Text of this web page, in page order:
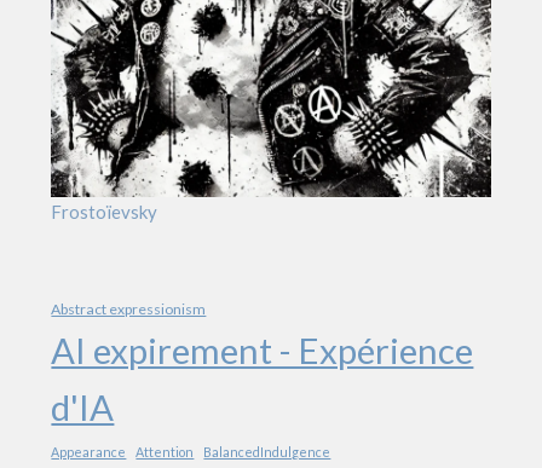
Frostoïevsky
Abstract expressionism
AI expirement - Expérience
d'IA
Appearance Attention BalancedIndulgence